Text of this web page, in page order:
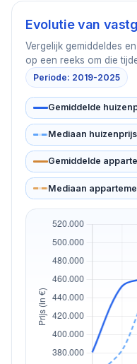
Evolutie van
Vergelijk gemiddeldes
op een reeks om die
Periode: 2019-2025
Gemiddelde
Mediaan huizenprijs
Gemiddelde
Mediaan